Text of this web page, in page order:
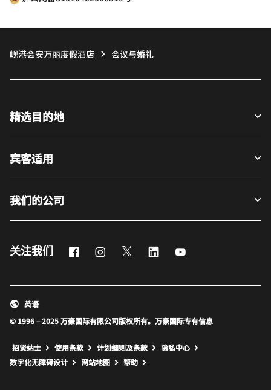
岘港会安万丽度假酒店 会议与婚礼
精选目的地
宾客适用
我们的公司
关注我们 FacebookInstagram
Twitter LinkedIn
© 1996 – 2025 万豪国际有限公司版权所有。万豪国际专有信息
英语
招贤纳士 使用条款 计划细则及条款
隐私中心
数字化无障碍设计
网站地图 打开新窗口
帮助